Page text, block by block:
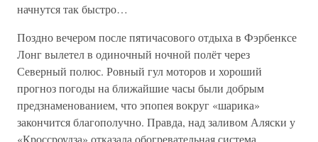
начнутся так быстро…
Поздно вечером после пятичасового отдыха в Фэрбенксе
Лонг вылетел в одиночный ночной полёт через
Северный полюс. Ровный гул моторов и хороший
прогноз погоды на ближайшие часы были добрым
предзнаменованием, что эпопея вокруг «шарика»
закончится благополучно. Правда, над заливом Аляски у
«Кроссроудза» отказала обогревательная система,